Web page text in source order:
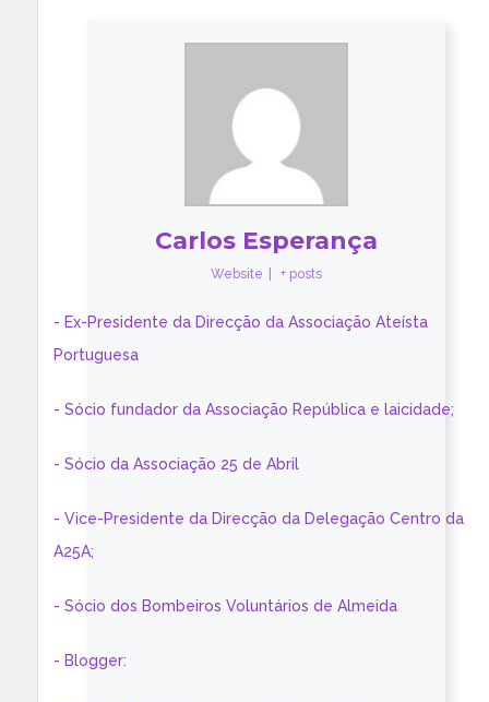
Carlos Esperança
Website + posts
- Ex-Presidente da Direcção da Associação Ateísta
Portuguesa
- Sócio fundador da Associação República e laicidade;
- Sócio da Associação 25 de Abril
- Vice-Presidente da Direcção da Delegação Centro da
A25A;
- Sócio dos Bombeiros Voluntários de Almeida
- Blogger: